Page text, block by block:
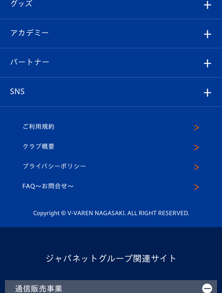
チケット
イベント
メディア
ホームタウン
スタッフプロフィール
マスコット紹介
平和祈念活動
ホームタウン活動
Revive Team
ヴィヴィくんの長崎おもてなしガイド
フォトギャラリー
スタジアムグルメ
V-LOVERS（ファンクラブ）
プレイヤーズスイート
グッズ
オンラインショップ
店舗情報
アカデミー
育成からのお知らせ
U-18
スクール
パートナー
SNS
ヴィヴィくんインスタグラム
公式LINE＠
ご利用規約
クラブ概要
プライバシーポリシー
FAQ〜お問合せ〜
Copyright © V-VAREN NAGASAKI. ALL RIGHT RESERVED.
ジャパネットグループ関連サイト
通信販売事業